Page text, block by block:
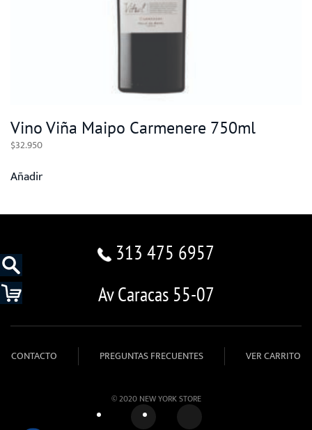
Vino Viña Maipo Carmenere 750ml
$32.950
Añadir
313 475 6957
Av Caracas 55-07
CONTACTO PREGUNTAS FRECUENTES VER CARRITO
© 2020 NEW YORK STORE